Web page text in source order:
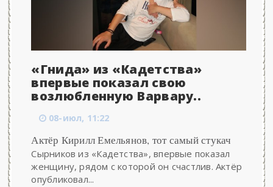
«Гнида» из «Кадетства»
впервые показал свою
возлюбленную Варвару..
08-июл, 11:22
Актёр Кирилл Емельянов, тот самый стукач
Сырников из «Кадетства», впервые показал
женщину, рядом с которой он счастлив. Актёр
опубликовал...